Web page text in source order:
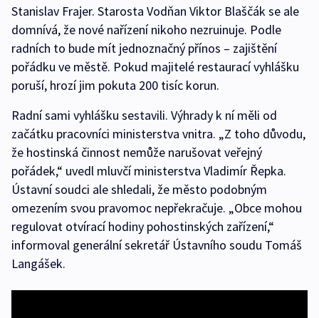
Stanislav Frajer. Starosta Vodňan Viktor Blaščák se ale
domnívá, že nové nařízení nikoho nezruinuje. Podle
radních to bude mít jednoznačný přínos – zajištění
pořádku ve městě. Pokud majitelé restaurací vyhlášku
poruší, hrozí jim pokuta 200 tisíc korun.
Radní sami vyhlášku sestavili. Výhrady k ní měli od
začátku pracovníci ministerstva vnitra. „Z toho důvodu,
že hostinská činnost nemůže narušovat veřejný
pořádek,“ uvedl mluvčí ministerstva Vladimír Řepka.
Ústavní soudci ale shledali, že město podobným
omezením svou pravomoc nepřekračuje. „Obce mohou
regulovat otvírací hodiny pohostinských zařízení,“
informoval generální sekretář Ústavního soudu Tomáš
Langášek.